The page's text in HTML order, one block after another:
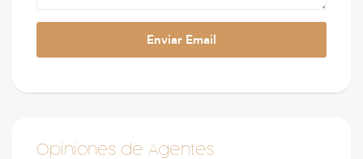
Opiniones de Agentes